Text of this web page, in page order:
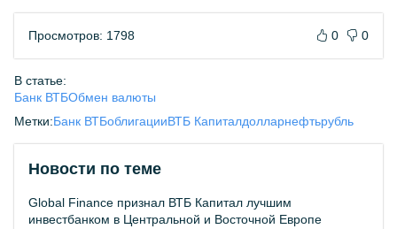
Просмотров: 1798 0 0
В статье:
Банк ВТБОбмен валюты
Метки:Банк ВТБоблигацииВТБ Капиталдолларнефтьрубль
Новости по теме
Global Finance признал ВТБ Капитал лучшим
инвестбанком в Центральной и Восточной Европе